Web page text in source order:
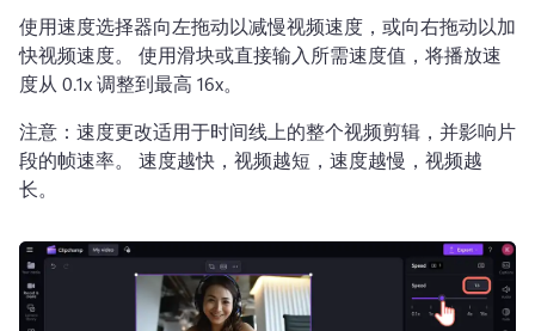
使用速度选择器向左拖动以减慢视频速度，或向右拖动以加
快视频速度。 使用滑块或直接输入所需速度值，将播放速
度从 0.1x 调整到最高 16x。
注意：速度更改适用于时间线上的整个视频剪辑，并影响片
段的帧速率。 速度越快，视频越短，速度越慢，视频越
长。